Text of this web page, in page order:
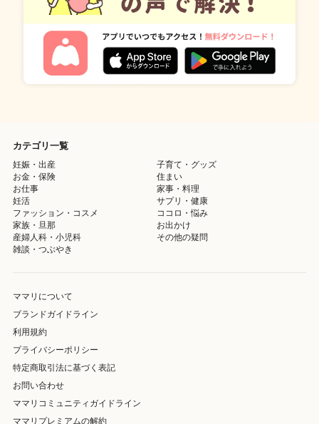
カテゴリ一覧
妊娠・出産
子育て・グッズ
お金・保険
住まい
お仕事
家事・料理
妊活
サプリ・健康
ファッション・コスメ
ココロ・悩み
家族・旦那
お出かけ
産婦人科・小児科
その他の疑問
雑談・つぶやき
ママリについて
ブランドガイドライン
利用規約
プライバシーポリシー
特定商取引法に基づく表記
お問い合わせ
ママリコミュニティガイドライン
ママリプレミアムの解約